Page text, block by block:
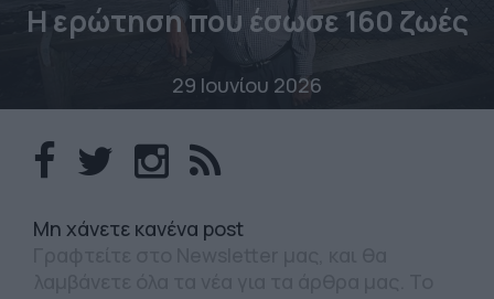
Η ερώτηση που έσωσε 160 ζωές
29 Ιουνίου 2026
Mη χάνετε κανένα post